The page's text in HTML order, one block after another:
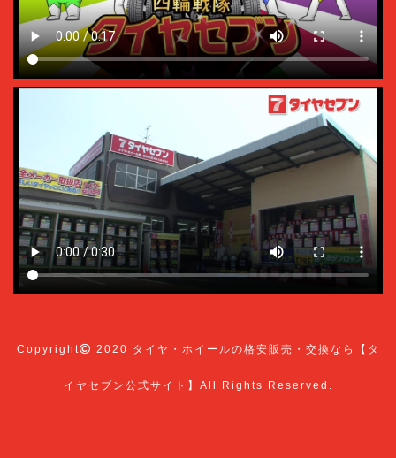
Copyright 2020 タイヤ・ホイールの格安販売・交換なら【タ
イヤセブン公式サイト】 All Rights Reserved.